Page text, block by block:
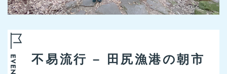
不易流行 – 田尻漁港の朝市